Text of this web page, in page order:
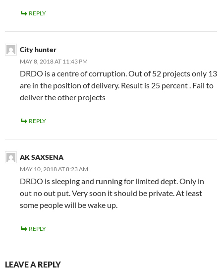
REPLY
City hunter
MAY 8, 2018 AT 11:43 PM
DRDO is a centre of corruption. Out of 52 projects only 13
are in the position of delivery. Result is 25 percent . Fail to
deliver the other projects
REPLY
AK SAXSENA
MAY 10, 2018 AT 8:23 AM
DRDO is sleeping and running for limited dept. Only in
out no out put. Very soon it should be private. At least
some people will be wake up.
REPLY
LEAVE A REPLY